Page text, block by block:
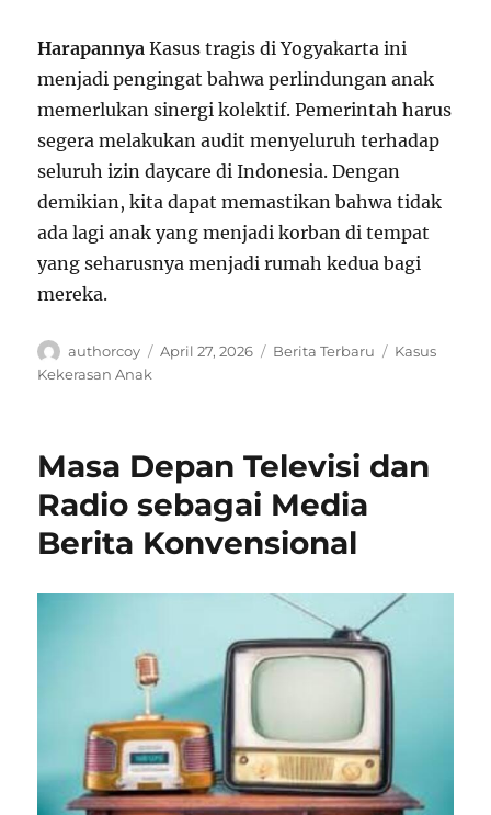
Harapannya Kasus tragis di Yogyakarta ini
menjadi pengingat bahwa perlindungan anak
memerlukan sinergi kolektif. Pemerintah harus
segera melakukan audit menyeluruh terhadap
seluruh izin daycare di Indonesia. Dengan
demikian, kita dapat memastikan bahwa tidak
ada lagi anak yang menjadi korban di tempat
yang seharusnya menjadi rumah kedua bagi
mereka.
Author
authorcoy
Posted
April 27, 2026 Categories
Berita Terbaru Tags
Kasus
Kekerasan Anak
Masa Depan Televisi dan
Radio sebagai Media
Berita Konvensional